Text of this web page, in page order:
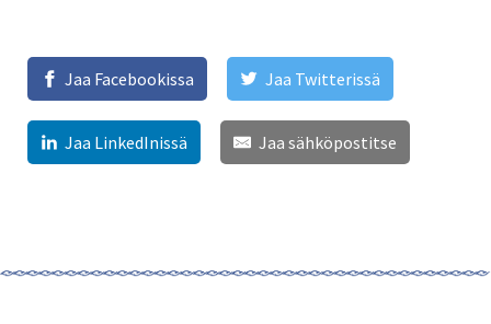
Jaa Facebookissa Jaa Twitterissä
Jaa LinkedInissä Jaa sähköpostitse